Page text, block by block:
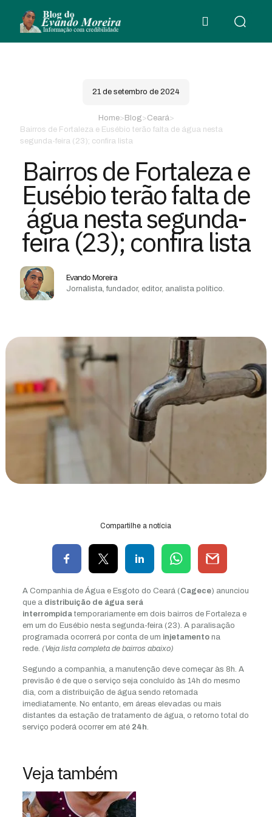
21 de setembro de 2024
Home> Blog>Ceará>
Bairros de Fortaleza e Eusébio terão falta de água nesta
segunda-feira (23); confira lista
Bairros de Fortaleza e
Eusébio terão falta de
água nesta segunda-
feira (23); confira lista
Evando Moreira
Jornalista, fundador, editor, analista político.
Compartilhe a notícia
A Companhia de Água e Esgoto do Ceará (Cagece) anunciou
que a distribuição de água será
interrompida temporariamente em dois bairros de Fortaleza e
em um do Eusébio nesta segunda-feira (23). A paralisação
programada ocorrerá por conta de um injetamentona
rede. (Veja lista completa de bairros abaixo)
Segundo a companhia, a manutenção deve começar às 8h. A
previsão é de que o serviço seja concluído às 14h do mesmo
dia, com a distribuição de água sendo retomada
imediatamente. No entanto, em áreas elevadas ou mais
distantes da estação de tratamento de água, o retorno total do
serviço poderá ocorrer em até 24h.
Veja também